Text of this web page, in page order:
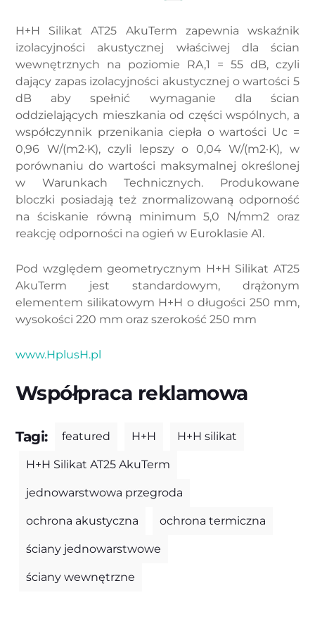
H+H Silikat AT25 AkuTerm zapewnia wskaźnik
izolacyjności akustycznej właściwej dla ścian
wewnętrznych na poziomie RA,1 = 55 dB, czyli
dający zapas izolacyjności akustycznej o wartości 5
dB aby spełnić wymaganie dla ścian
oddzielających mieszkania od części wspólnych, a
współczynnik przenikania ciepła o wartości Uc =
0,96 W/(m2·K), czyli lepszy o 0,04 W/(m2·K), w
porównaniu do wartości maksymalnej określonej
w Warunkach Technicznych. Produkowane
bloczki posiadają też znormalizowaną odporność
na ściskanie równą minimum 5,0 N/mm2 oraz
reakcję odporności na ogień w Euroklasie A1.
Pod względem geometrycznym H+H Silikat AT25
AkuTerm jest standardowym, drążonym
elementem silikatowym H+H o długości 250 mm,
wysokości 220 mm oraz szerokość 250 mm
www.HplusH.pl
Współpraca reklamowa
Tagi: featured H+H H+H silikat
H+H Silikat AT25 AkuTerm
jednowarstwowa przegroda
ochrona akustyczna ochrona termiczna
ściany jednowarstwowe
ściany wewnętrzne